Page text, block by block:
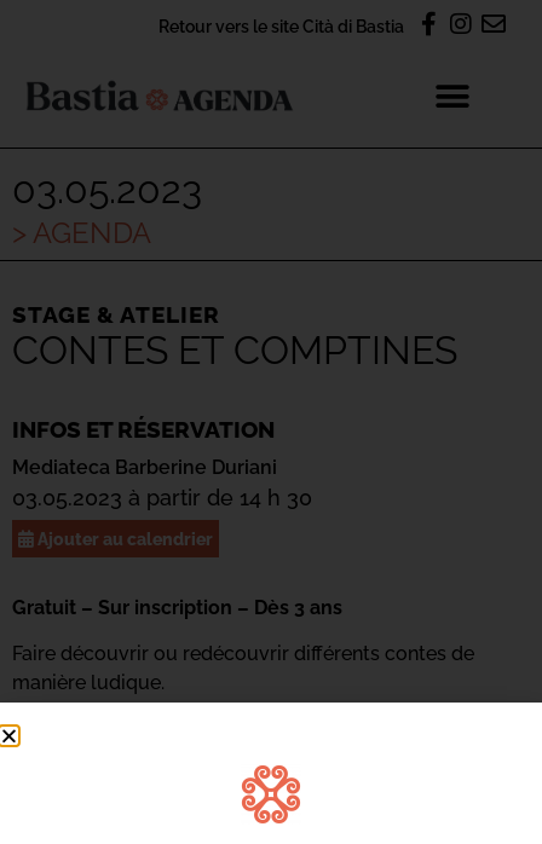
Retour vers le site Cità di Bastia
03.05.2023
> AGENDA
STAGE & ATELIER
CONTES ET COMPTINES
INFOS ET RÉSERVATION
Mediateca Barberine Duriani
03.05.2023 à partir de 14 h 30
Ajouter au calendrier
Gratuit – Sur inscription – Dès 3 ans
Faire découvrir ou redécouvrir différents contes de
manière ludique.
Renseignements et inscriptions : 04 95 47 47 16 ou